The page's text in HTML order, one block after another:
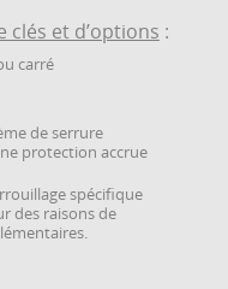
et d’options :
carré
de serrure
protection accrue
spécifique
des raisons de